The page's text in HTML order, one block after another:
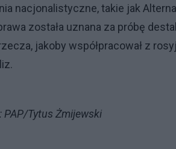
nacjonalistyczne, takie jak
została uznana za próbę
jakoby współpracował z
PAP/Tytus Żmijewski